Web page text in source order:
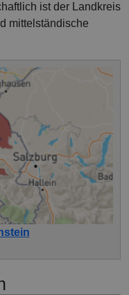
ist der Landkreis
mittelständische